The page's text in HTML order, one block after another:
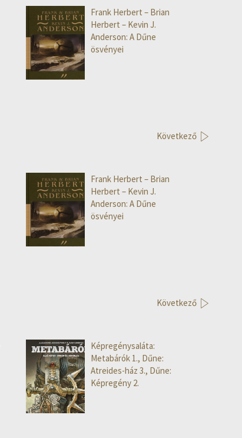
Frank Herbert – Brian
Herbert – Kevin J.
Anderson: A Dűne
ösvényei
Következő
Frank Herbert – Brian
Herbert – Kevin J.
Anderson: A Dűne
ösvényei
Következő
Képregénysaláta:
Metabárók 1., Dűne:
Atreides-ház 3., Dűne:
Képregény 2.